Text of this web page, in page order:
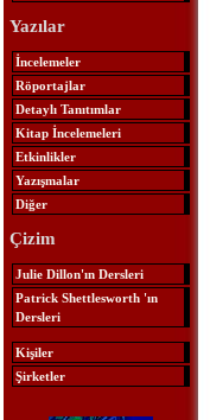
Yazılar
İncelemeler
Röportajlar
Detaylı Tanıtımlar
Kitap İncelemeleri
Etkinlikler
Yazışmalar
Diğer
Çizim
Julie Dillon'ın Dersleri
Patrick Shettlesworth 'ın
Dersleri
Kişiler
Şirketler